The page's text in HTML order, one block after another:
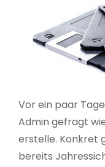
Vor ein paar
Admin gefragt
erstelle. Konkret
bereits